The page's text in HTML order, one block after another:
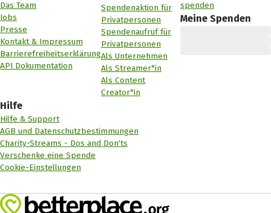
Das Team
Jobs
Presse
Kontakt & Impressum
Barrierefreiheitserklärung
API Dokumentation
Spendenaktion für
Privatpersonen
Spendenaufruf für
Privatpersonen
Als Unternehmen
Als Streamer*in
Als Content
Creator*in
spenden
Meine Spenden
Hilfe
Hilfe & Support
AGB und Datenschutzbestimmungen
Charity-Streams - Dos and Don'ts
Verschenke eine Spende
Cookie-Einstellungen